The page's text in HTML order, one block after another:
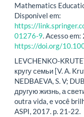
Mathematics
Disponível em:
https://
01276-9. Acesso
https://doi.org/
LEVCHENKO-
кругу семьи [V. A.
NEDBAEVA, S. V;
другую жизнь, а
outra vida, e você
ASPI, 2017. p. 21-22.